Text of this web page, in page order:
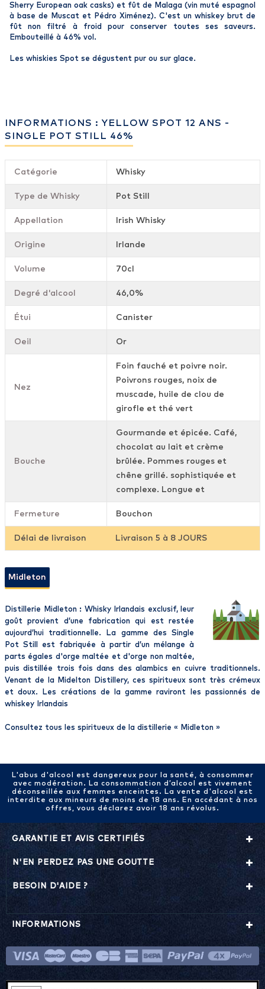
Sherry European oak casks) et fût de Malaga (vin muté espagnol
à base de Muscat et Pédro Ximénez). C'est un whiskey brut de
fût non filtré à froid pour conserver toutes ses saveurs.
Embouteillé à 46% vol.
Les whiskies Spot se dégustent pur ou sur glace.
INFORMATIONS : YELLOW SPOT 12 ANS -
SINGLE POT STILL 46%
Catégorie Whisky
Type de Whisky Pot Still
Appellation Irish Whisky
Origine Irlande
Volume 70cl
Degré d'alcool 46,0%
Étui Canister
Oeil Or
Nez
Foin fauché et poivre noir.
Poivrons rouges, noix de
muscade, huile de clou de
girofle et thé vert
Bouche
Gourmande et épicée. Café,
chocolat au lait et crème
brûlée. Pommes rouges et
chêne grillé. sophistiquée et
complexe. Longue et
Fermeture Bouchon
Délai de livraison Livraison 5 à 8 JOURS
Midleton
Distillerie Midleton : Whisky Irlandais exclusif, leur
goût provient d’une fabrication qui est restée
aujourd’hui traditionnelle. La gamme des Single
Pot Still est fabriquée à partir d’un mélange à
parts égales d'orge maltée et d'orge non maltée,
puis distillée trois fois dans des alambics en cuivre traditionnels.
Venant de la Midelton Distillery, ces spiritueux sont très crémeux
et doux. Les créations de la gamme raviront les passionnés de
whiskey Irlandais
Consultez tous les spiritueux de la distillerie « Midleton »
L'abus d'alcool est dangereux pour la santé, à consommer
avec modération. La consommation d’alcool est vivement
déconseillée aux femmes enceintes. La vente d'alcool est
interdite aux mineurs de moins de 18 ans. En accédant à nos
offres, vous déclarez avoir 18 ans révolus.
GARANTIE ET AVIS CERTIFIÉS
N'EN PERDEZ PAS UNE GOUTTE
BESOIN D'AIDE ?
INFORMATIONS